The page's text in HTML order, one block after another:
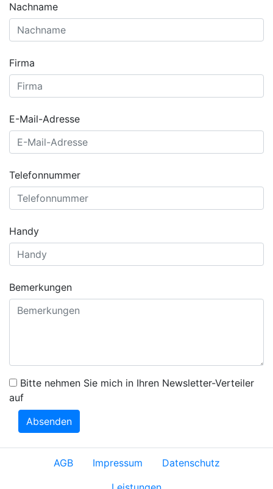
Nachname
Firma
E-Mail-Adresse
Telefonnummer
Handy
Bemerkungen
Bitte nehmen Sie mich in Ihren Newsletter-Verteiler
auf
Absenden
AGB Impressum
Datenschutz